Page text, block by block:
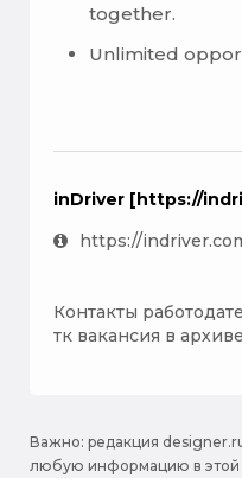
together.
Unlimited
inDriver [https://
https://
Контакты
тк вакансия в архиве
Важно: pедакция
любую информацию в этой